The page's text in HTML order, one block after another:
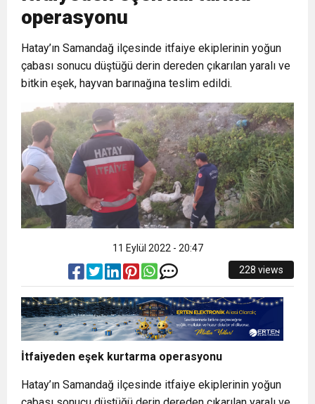
Cumhuriyet, Türk Milletinin Özgürlük
ve Onur Nişanesidir
6:19 HBB BAŞKANI ÖNTÜRK’ÜN
CUMHURİYET BAYRAMI MESAJI
17:36 KURUMLAR VERGİSİ ERTELENDİ
1:00 İTSO İŞ-KUR SGK TOPLANTI
DUYURUSU
21:40 CEYLANDERE’DE BAŞKAN EMRAH
KARAÇAY’A SEVGİ SELİ
18:22 BAŞKAN SAMİ ÜSTÜN’DEN
GÖNÜLLERE DOKUNAN ZİYARET
operasyonu
Hatay’ın Samandağ ilçesinde itfaiye ekiplerinin yoğun
çabası sonucu düştüğü derin dereden çıkarılan yaralı ve
bitkin eşek, hayvan barınağına teslim edildi.
11 Eylül 2022 - 20:47
228 views
İtfaiyeden eşek kurtarma operasyonu
Hatay’ın Samandağ ilçesinde itfaiye ekiplerinin yoğun